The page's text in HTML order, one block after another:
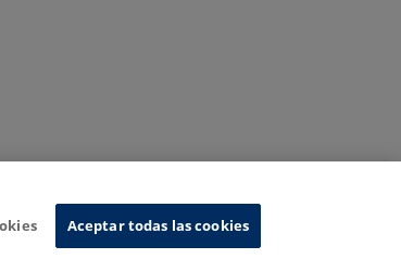
Información
Aceptar todas las cookies